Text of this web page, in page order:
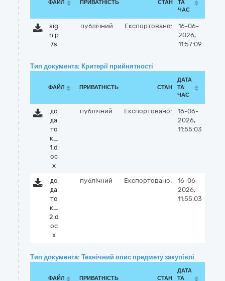
ФАЙЛ ПРИВАТНІСТЬ СТАН
ТА
ЧАС
sig
n.p
7s
публічний Експортовано:
16-06-
2026,
11:57:09
Тип документа: Критерії прийнятності
ФАЙЛ ПРИВАТНІСТЬ СТАН
ДАТА
ТА
ЧАС
до
да
то
к_
1.d
oc
x
публічний Експортовано:
16-06-
2026,
11:55:03
до
да
то
к_
2.d
oc
x
публічний Експортовано:
16-06-
2026,
11:55:03
Тип документа: Технічний опис предмету закупівлі
ФАЙЛ ПРИВАТНІСТЬ СТАН
ДАТА
ТА